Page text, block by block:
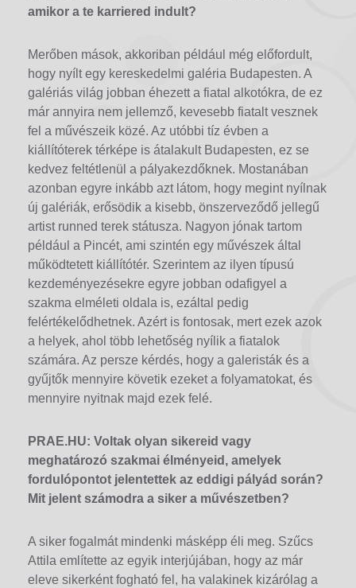
amikor a te karriered indult?
Merőben mások, akkoriban például még előfordult,
hogy nyílt egy kereskedelmi galéria Budapesten. A
galériás világ jobban éhezett a fiatal alkotókra, de ez
már annyira nem jellemző, kevesebb fiatalt vesznek
fel a művészeik közé. Az utóbbi tíz évben a
kiállítóterek térképe is átalakult Budapesten, ez se
kedvez feltétlenül a pályakezdőknek. Mostanában
azonban egyre inkább azt látom, hogy megint nyílnak
új galériák, erősödik a kisebb, önszerveződő jellegű
artist runned terek státusza. Nagyon jónak tartom
például a Pincét, ami szintén egy művészek által
működtetett kiállítótér. Szerintem az ilyen típusú
kezdeményezésekre egyre jobban odafigyel a
szakma elméleti oldala is, ezáltal pedig
felértékelődhetnek. Azért is fontosak, mert ezek azok
a helyek, ahol több lehetőség nyílik a fiatalok
számára. Az persze kérdés, hogy a galeristák és a
gyűjtők mennyire követik ezeket a folyamatokat, és
mennyire nyitnak majd ezek felé.
PRAE.HU: Voltak olyan sikereid vagy
meghatározó szakmai élményeid, amelyek
fordulópontot jelentettek az eddigi pályád során?
Mit jelent számodra a siker a művészetben?
A siker fogalmát mindenki másképp éli meg. Szűcs
Attila említette az egyik interjújában, hogy az már
eleve sikerként fogható fel, ha valakinek kizárólag a